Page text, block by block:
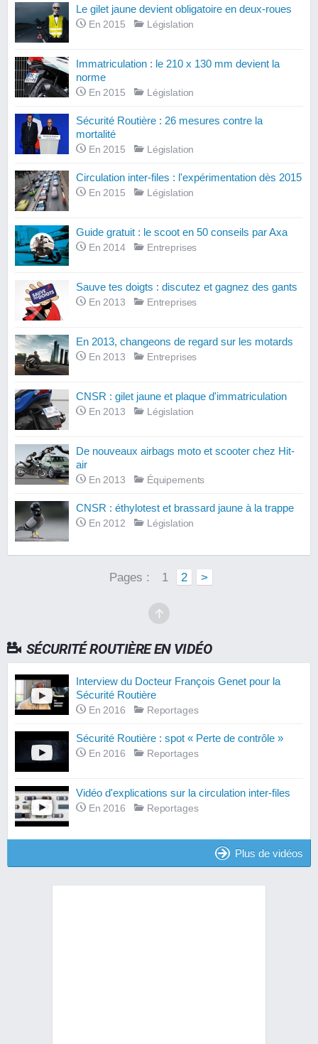
Le gilet jaune devient obligatoire en deux-roues
En 2015 Législation
Immatriculation : le 210 x 130 mm devient la
norme
En 2015 Législation
Sécurité Routière : 26 mesures contre la
mortalité
En 2015 Législation
Circulation inter-files : l'expérimentation dès 2015
En 2015 Législation
Guide gratuit : le scoot en 50 conseils par Axa
En 2014 Entreprises
Sauve tes doigts : discutez et gagnez des gants
En 2013 Entreprises
En 2013, changeons de regard sur les motards
En 2013 Entreprises
CNSR : gilet jaune et plaque d'immatriculation
En 2013 Législation
De nouveaux airbags moto et scooter chez Hit-
air
En 2013 Équipements
CNSR : éthylotest et brassard jaune à la trappe
En 2012 Législation
Pages : 1 2 >
SÉCURITÉ ROUTIÈRE EN VIDÉO
Interview du Docteur François Genet pour la
Sécurité Routière
En 2016 Reportages
Sécurité Routière : spot « Perte de contrôle »
En 2016 Reportages
Vidéo d'explications sur la circulation inter-files
En 2016 Reportages
Plus de vidéos